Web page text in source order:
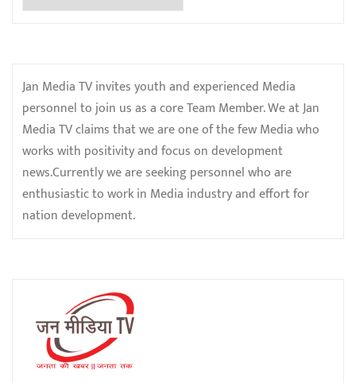
Jan Media TV invites youth and experienced Media
personnel to join us as a core Team Member. We at Jan
Media TV claims that we are one of the few Media who
works with positivity and focus on development
news.Currently we are seeking personnel who are
enthusiastic to work in Media industry and effort for
nation development.